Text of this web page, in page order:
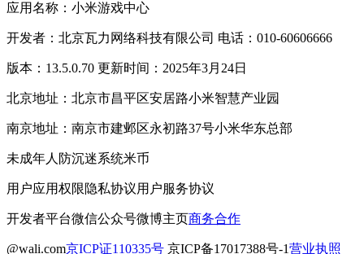
应用名称：小米游戏中心
开发者：北京瓦力网络科技有限公司 电话：010-60606666
版本：13.5.0.70 更新时间：2025年3月24日
北京地址：北京市昌平区安居路小米智慧产业园
南京地址：南京市建邺区永初路37号小米华东总部
未成年人防沉迷系统米币
用户应用权限隐私协议用户服务协议
开发者平台微信公众号微博主页商务合作
@wali.com京ICP证110335号 京ICP备17017388号-1营业执照